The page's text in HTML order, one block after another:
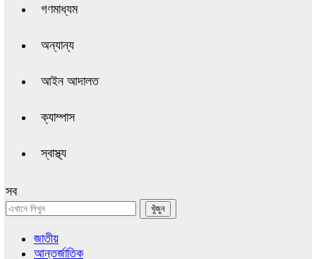
গণমাধ্যম
অন্যান্য
আইন আদালত
ক্যাম্পাস
স্বাস্থ্য
সব
জাতীয়
আন্তর্জাতিক